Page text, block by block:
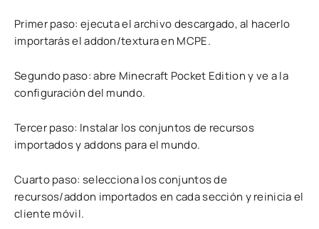
Primer paso: ejecuta el archivo descargado, al hacerlo
importarás el addon/textura en MCPE.
Segundo paso: abre Minecraft Pocket Edition y ve a la
configuración del mundo.
Tercer paso: Instalar los conjuntos de recursos
importados y addons para el mundo.
Cuarto paso: selecciona los conjuntos de
recursos/addon importados en cada sección y reinicia el
cliente móvil.